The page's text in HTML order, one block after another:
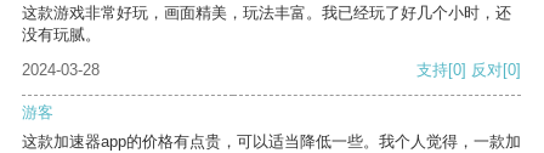
这款游戏非常好玩，画面精美，玩法丰富。我已经玩了好几个小时，还
没有玩腻。
2024-03-28
支持[0] 反对[0]
游客
这款加速器app的价格有点贵，可以适当降低一些。我个人觉得，一款加